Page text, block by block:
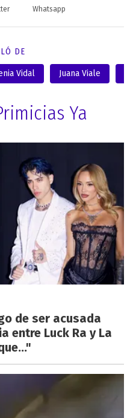
Whatsapp
DE
Vidal Juana Viale
Ya
de ser acusada
entre Luck Ra y La